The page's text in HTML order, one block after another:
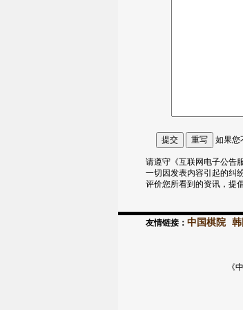
如果您
请遵守《互联网电子公告
一切因发表内容引起的纠
评价您所看到的资讯，提
友情链接： 中国棋院
《